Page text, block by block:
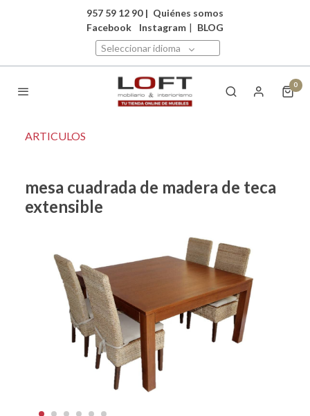
957 59 12 90 | Quiénes somos
Facebook
Instagram | BLOG
Seleccionar idioma
0
ARTICULOS
mesa cuadrada de madera de teca
extensible